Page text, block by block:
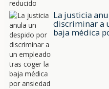
La justicia
discriminar a
baja médica